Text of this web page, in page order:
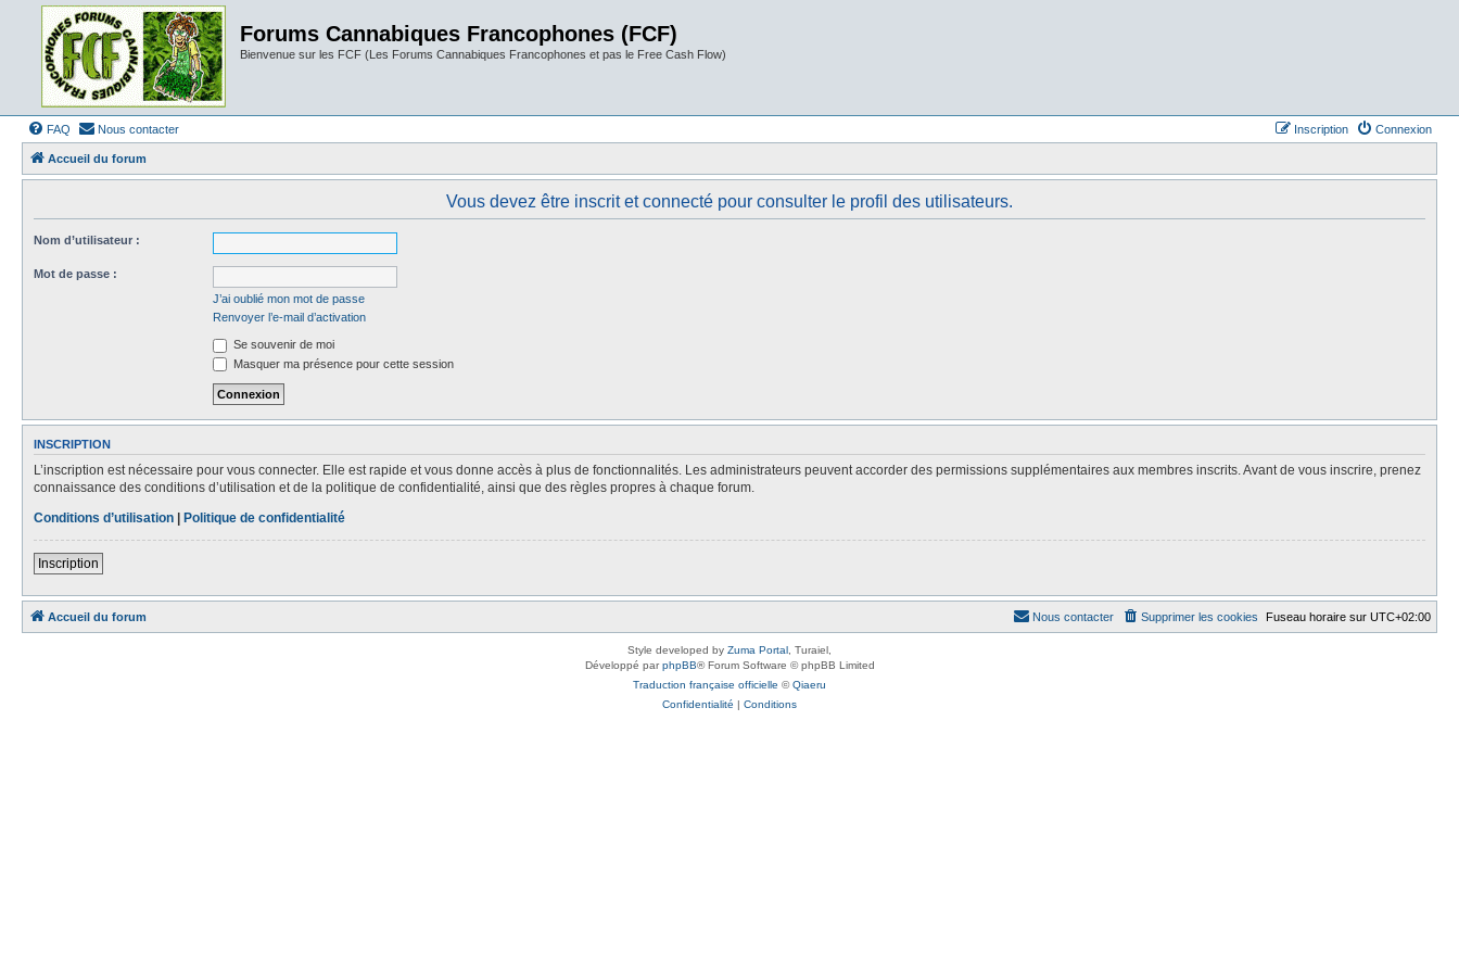
Forums Cannabiques Francophones (FCF)
Bienvenue sur les FCF (Les Forums Cannabiques Francophones et pas le Free Cash Flow)
FAQ Nous contacter Connexion
Inscription
Accueil du forum
Vous devez être inscrit et connecté pour consulter le profil des utilisateurs.
Nom d’utilisateur :
Mot de passe :
J’ai oublié mon mot de passe
Renvoyer l’e-mail d’activation
Se souvenir de moi
Masquer ma présence pour cette session
INSCRIPTION
L’inscription est nécessaire pour vous connecter. Elle est rapide et vous donne accès à plus de fonctionnalités. Les administrateurs peuvent accorder des permissions supplémentaires aux membres inscrits. Avant de vous inscrire, prenez
connaissance des conditions d’utilisation et de la politique de confidentialité, ainsi que des règles propres à chaque forum.
Conditions d’utilisation | Politique de confidentialité
Inscription
Accueil du forum Fuseau horaire sur UTC+02:00
Supprimer les cookies
Nous contacter
Style developed by Zuma Portal , Turaiel,
Développé parphpBB® Forum Software © phpBB Limited
Traduction française officielle ©Qiaeru
Confidentialité | Conditions